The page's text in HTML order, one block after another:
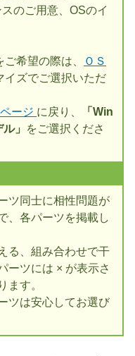
のご用意、OSのイ
希望の際は、
ＯＳ
イズでご選択いただ
ージ に戻り、
「Win
」
をご選択くださ
ツ同士に相性問題が
、各パーツを掲載し
る、組み合わせで干
ーツには × が表示さ
ます。
ツは安心してお選び